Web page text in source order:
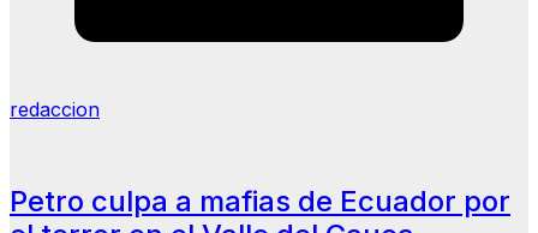
redaccion
Petro culpa a mafias de Ecuador por